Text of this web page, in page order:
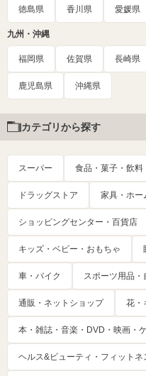
徳島県 香川県 愛媛県
九州・沖縄
福岡県 佐賀県 長崎県
鹿児島県 沖縄県
カテゴリから探す
スーパー 食品・菓子・飲料
ドラッグストア 家具・ホー
ショッピングセンター・百貨店
キッズ・ベビー・おもちゃ
車・バイク スポーツ用品・
通販・ネットショップ 花・
本・雑誌・音楽・DVD・映画・
ヘルス&ビューティ・フィットネ